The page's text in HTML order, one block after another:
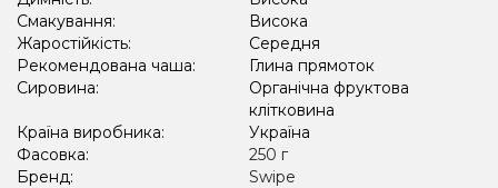
Смакування:
Висока
Жаростійкість:
Середня
Рекомендована чаша:
Глина прямоток
Сировина:
Органічна фруктова
клітковина
Країна виробника:
Україна
Фасовка:
250 г
Бренд:
Swipe